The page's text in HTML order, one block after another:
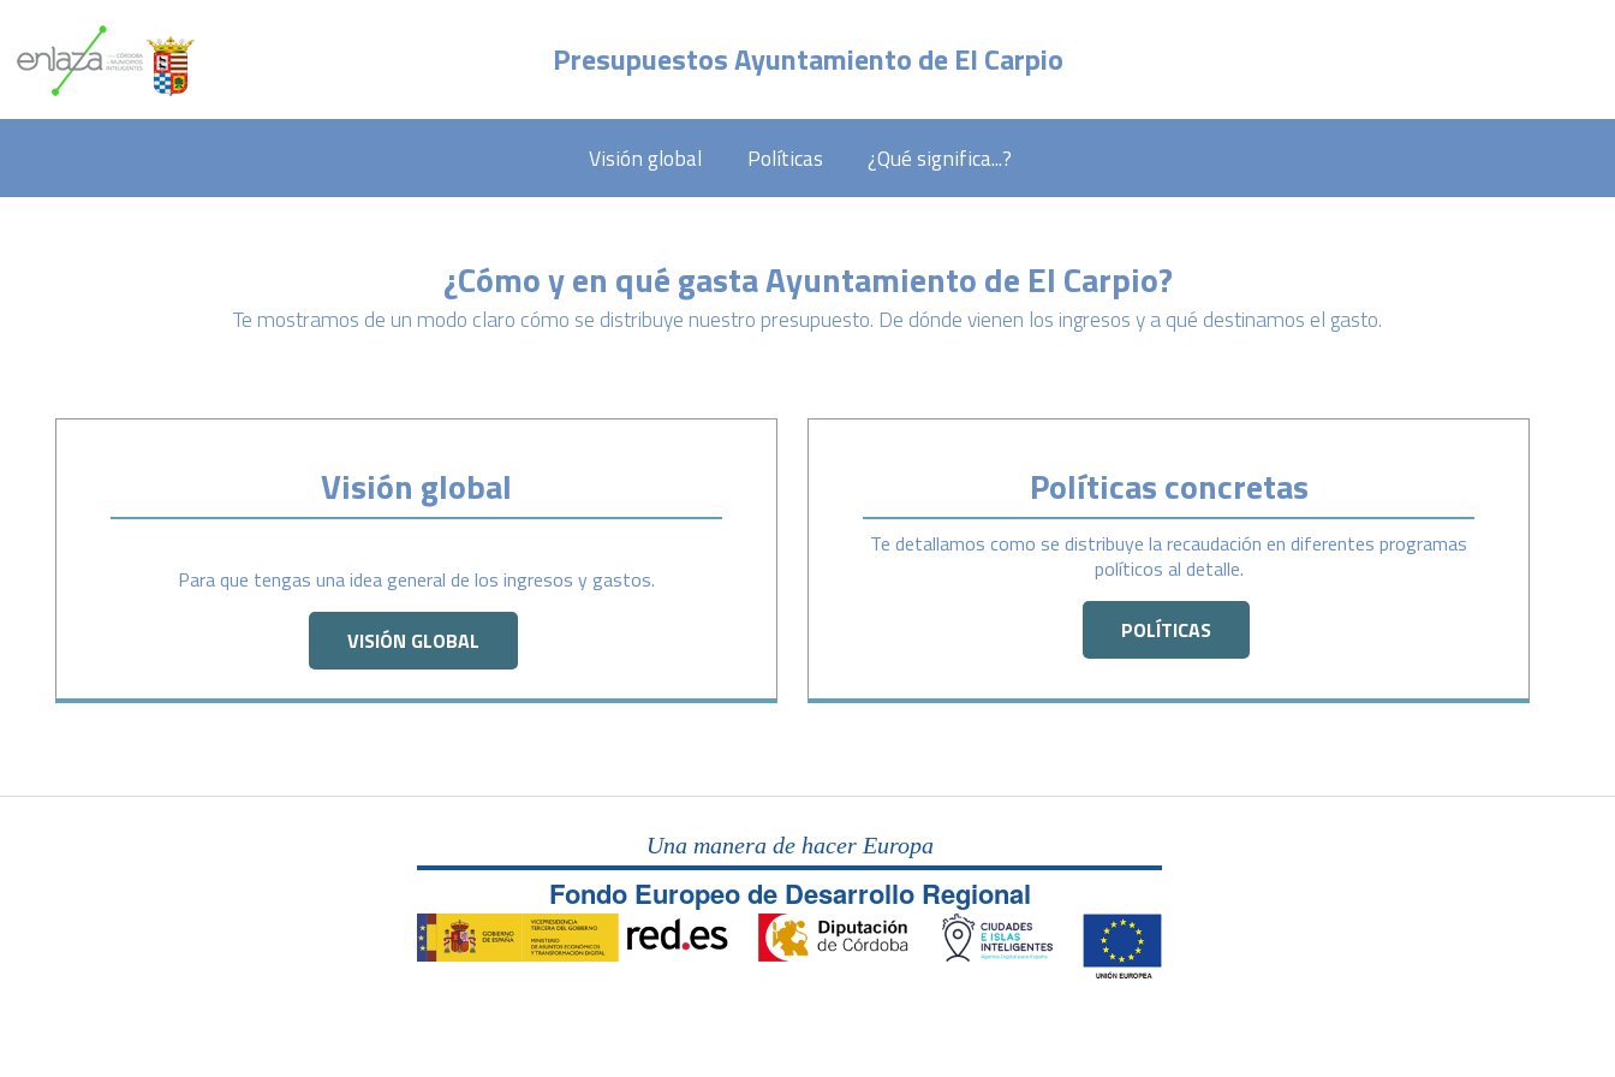
Presupuestos Ayuntamiento de El Carpio
Menú principal
Visión global Políticas ¿Qué significa...?
¿Cómo y en qué gasta Ayuntamiento de El Carpio?
Te mostramos de un modo claro cómo se distribuye nuestro presupuesto. De dónde vienen los ingresos y a qué destinamos el gasto.
Visión global
Para que tengas una idea general de los ingresos y gastos.
VISIÓN GLOBAL
Políticas concretas
Te detallamos como se distribuye la recaudación en diferentes programas
políticos al detalle.
POLÍTICAS
Una manera de hacer Europa
Fondo Europeo de Desarrollo Regional